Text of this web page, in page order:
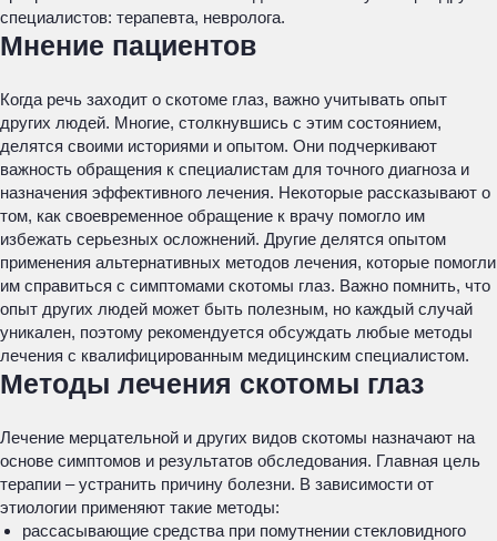
специалистов: терапевта, невролога.
Мнение пациентов
Когда речь заходит о скотоме глаз, важно учитывать опыт
других людей. Многие, столкнувшись с этим состоянием,
делятся своими историями и опытом. Они подчеркивают
важность обращения к специалистам для точного диагноза и
назначения эффективного лечения. Некоторые рассказывают о
том, как своевременное обращение к врачу помогло им
избежать серьезных осложнений. Другие делятся опытом
применения альтернативных методов лечения, которые помогли
им справиться с симптомами скотомы глаз. Важно помнить, что
опыт других людей может быть полезным, но каждый случай
уникален, поэтому рекомендуется обсуждать любые методы
лечения с квалифицированным медицинским специалистом.
Методы лечения скотомы глаз
Лечение мерцательной и других видов скотомы назначают на
основе симптомов и результатов обследования. Главная цель
терапии – устранить причину болезни. В зависимости от
этиологии применяют такие методы:
рассасывающие средства при помутнении стекловидного